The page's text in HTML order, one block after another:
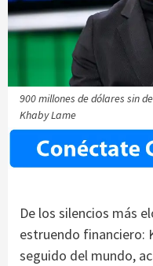
900 millones de dólares sin
Khaby Lame
De los silencios más
estruendo financiero:
seguido del mundo,